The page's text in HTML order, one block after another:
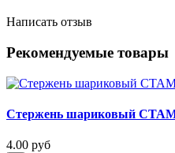
Написать отзыв
Рекомендуемые товары
Стержень шариковый
4.00 руб